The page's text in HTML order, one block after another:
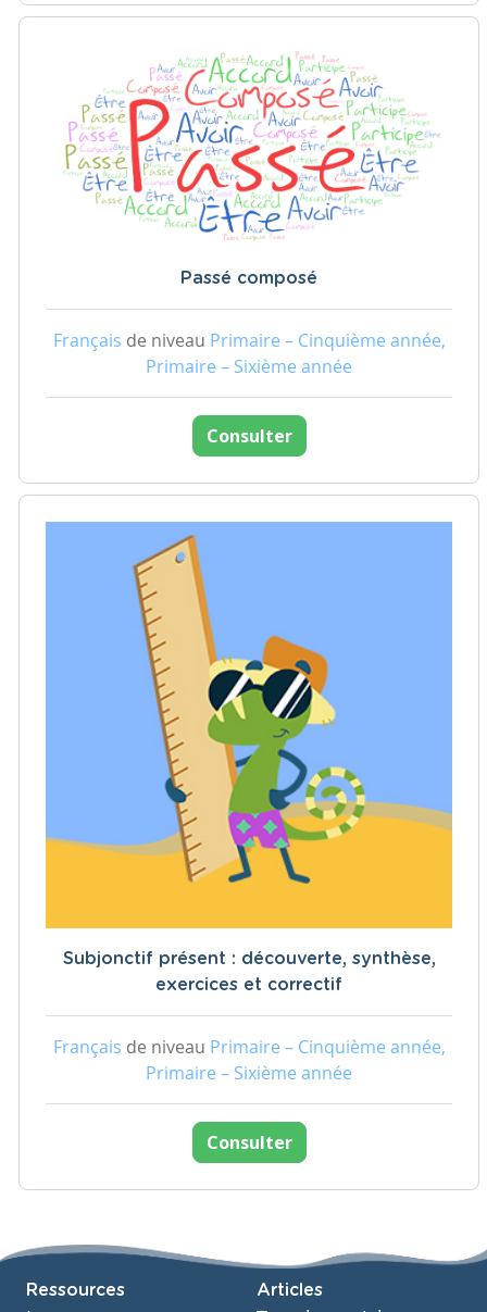
Passé composé
Français de niveau Primaire – Cinquième année,
Primaire – Sixième année
Consulter
Subjonctif présent : découverte, synthèse,
exercices et correctif
Français de niveau Primaire – Cinquième année,
Primaire – Sixième année
Consulter
Ressources Articles